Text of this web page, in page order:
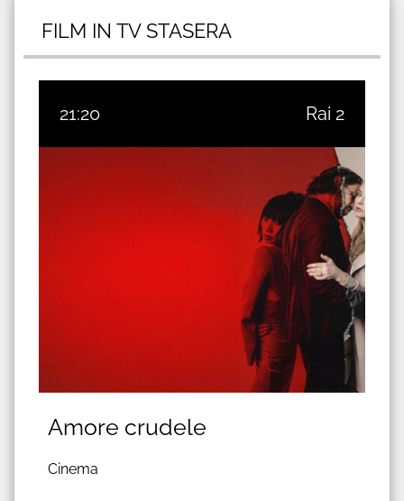
FILM IN TV STASERA
21:20 Rai 2
Amore crudele
Cinema